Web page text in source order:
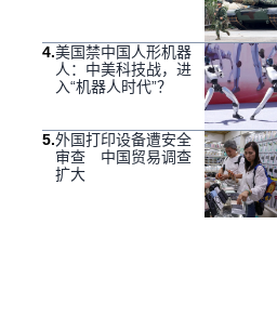
4.美国禁中国人形机器
人：中美科技战，进
入“机器人时代”？
5.外国打印设备遭安全
审查 中国贸易调查
扩大